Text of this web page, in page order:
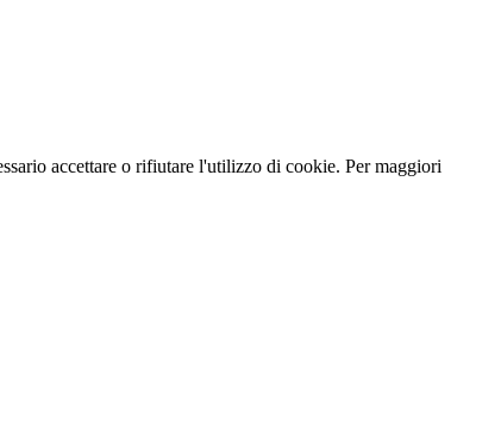
accettare o rifiutare l'utilizzo di cookie. Per maggiori